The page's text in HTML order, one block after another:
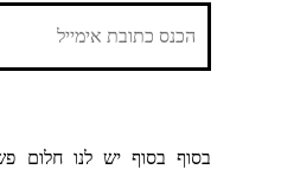
בסוף בסוף יש לנו חלום